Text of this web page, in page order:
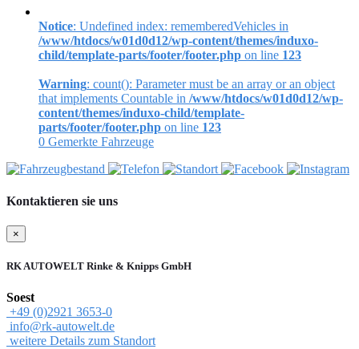
Notice: Undefined index: rememberedVehicles in
/www/htdocs/w01d0d12/wp-content/themes/induxo-
child/template-parts/footer/footer.php on line 123
Warning: count(): Parameter must be an array or an object
that implements Countable in /www/htdocs/w01d0d12/wp-
content/themes/induxo-child/template-
parts/footer/footer.php on line 123
0 Gemerkte Fahrzeuge
Kontaktieren sie uns
×
RK AUTOWELT Rinke & Knipps GmbH
Soest
+49 (0)2921 3653-0
info@rk-autowelt.de
weitere Details zum Standort